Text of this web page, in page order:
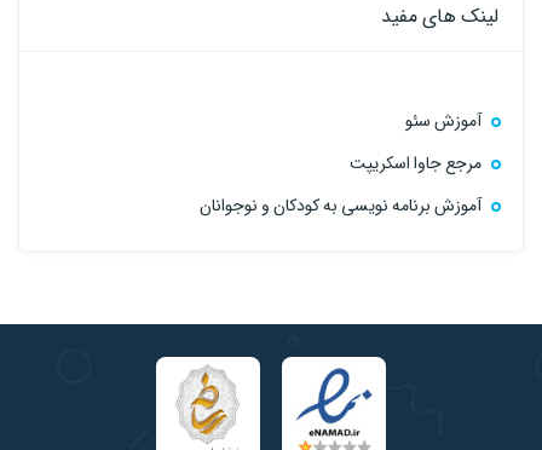
لینک های مفید
آموزش سئو
مرجع جاوا اسکریپت
آموزش برنامه نویسی به کودکان و نوجوانان